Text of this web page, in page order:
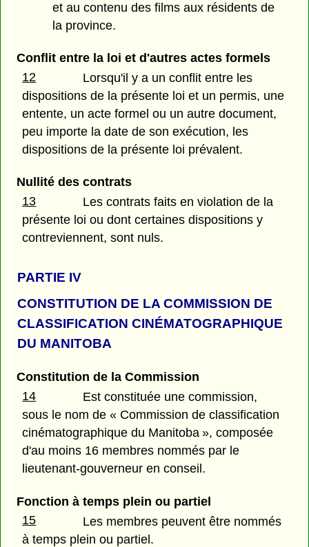
et au contenu des films aux résidents de
la province.
Conflit entre la loi et d'autres actes formels
12
Lorsqu'il y a un conflit entre les
dispositions de la présente loi et un permis, une
entente, un acte formel ou un autre document,
peu importe la date de son exécution, les
dispositions de la présente loi prévalent.
Nullité des contrats
13
Les contrats faits en violation de la
présente loi ou dont certaines dispositions y
contreviennent, sont nuls.
PARTIE IV
CONSTITUTION DE LA COMMISSION DE
CLASSIFICATION CINÉMATOGRAPHIQUE
DU MANITOBA
Constitution de la Commission
14
Est constituée une commission,
sous le nom de « Commission de classification
cinématographique du Manitoba », composée
d'au moins 16 membres nommés par le
lieutenant-gouverneur en conseil.
Fonction à temps plein ou partiel
15
Les membres peuvent être nommés
à temps plein ou partiel.